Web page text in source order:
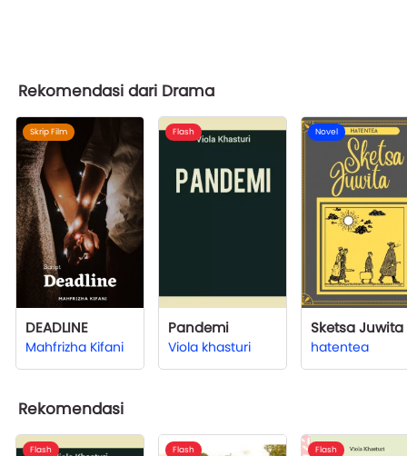
Rekomendasi dari Drama
Skrip Film
DEADLINE
Mahfrizha Kifani
Flash
Pandemi
Viola khasturi
Novel
Sketsa Juwita
hatentea
Rekomendasi
Flash Flash Flash